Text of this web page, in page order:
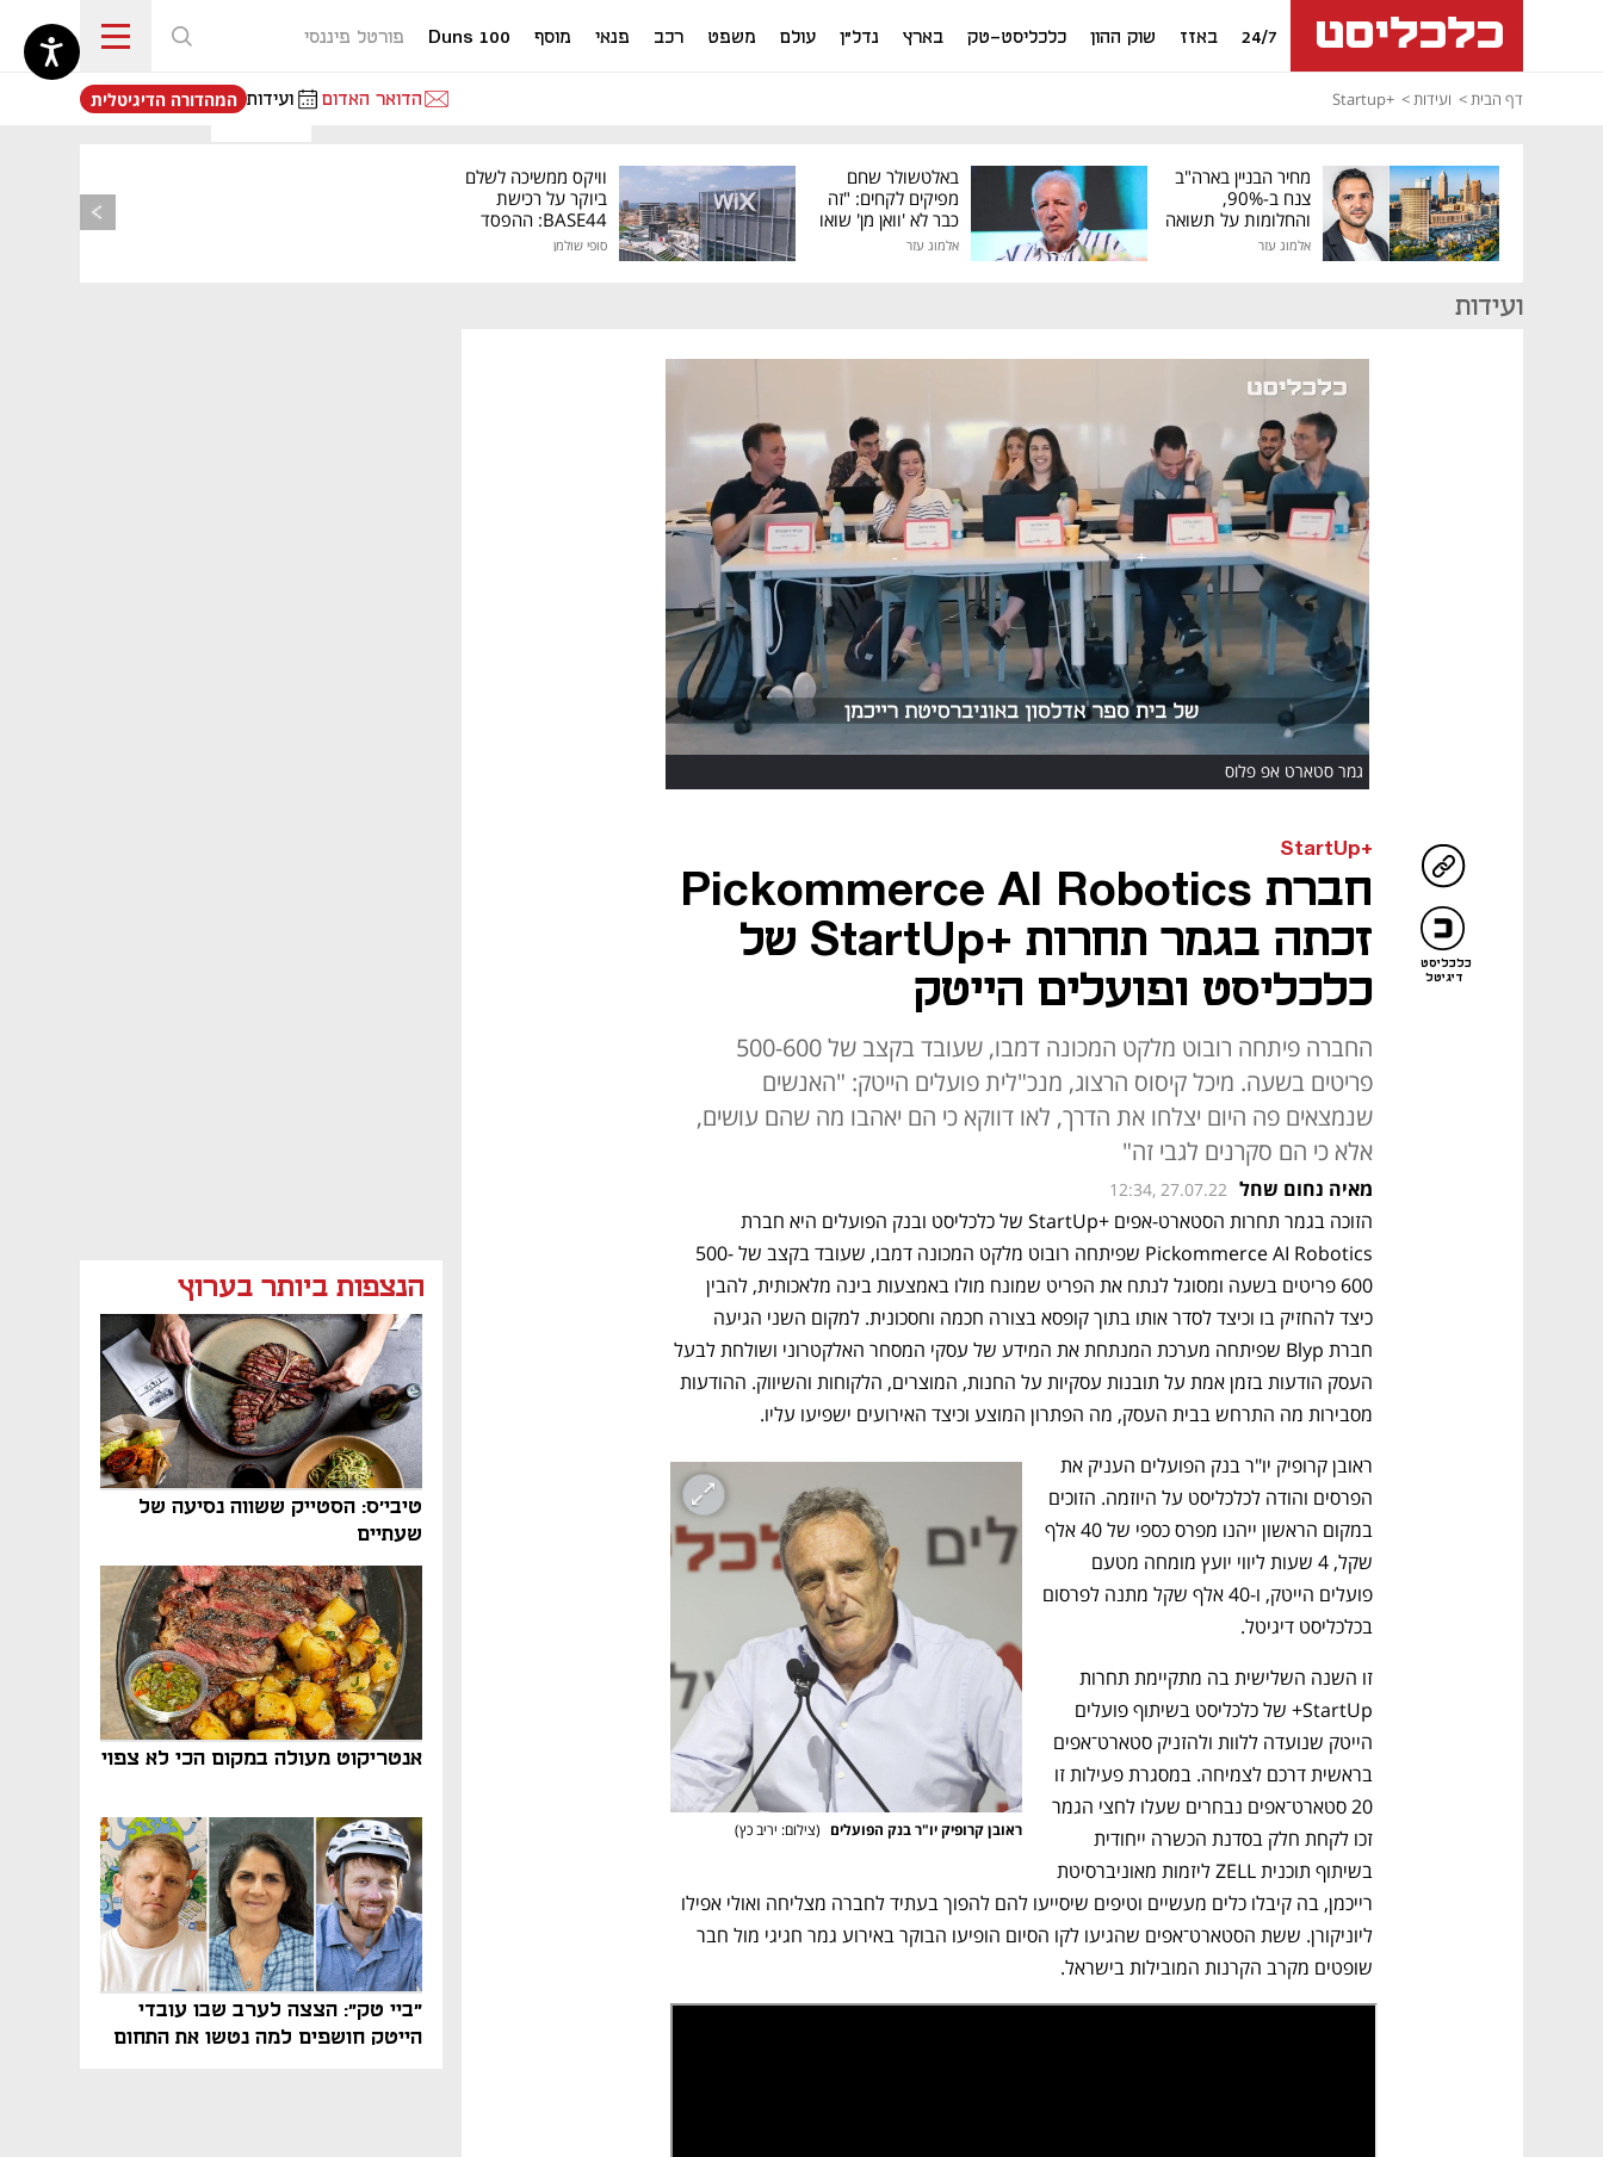
24/7 באזז שוק ההון כלכליסט-טק בארץ נדל"ן עולם משפט רכב פנאי מוסף Duns 100 פורטל פיננסי
דף הבית ועידות +Startup הדואר האדום ועידות
נפתח בכרטיסייה חדשה
המהדורה הדיגיטלית
מחיר הבניין בארה"ב
צנח ב-90%,
והחלומות על תשואה
גבוהה התנפצו
אלמוג עזר
באלטשולר שחם
מפיקים לקחים: "זה
כבר לא 'וואן מן' שואו
של גילעד"
אלמוג עזר
וויקס ממשיכה לשלם
ביוקר על רכישת
BASE44: ההפסד
סופי שולמן
ועידות
הנצפות ביותר בערוץ
טיבי'ס: הסטייק ששווה נסיעה של
שעתיים
אנטריקוט מעולה במקום הכי לא צפוי
"ביי טק": הצצה לערב שבו עובדי
הייטק חושפים למה נטשו את התחום
HD
גמר סטארט אפ פלוס
כלכליסט
דיגיטל
+StartUp
חברת Pickommerce AI Robotics
זכתה בגמר תחרות +StartUp של
כלכליסט ופועלים הייטק
החברה פיתחה רובוט מלקט המכונה דמבו, שעובד בקצב של 500-600
פריטים בשעה. מיכל קיסוס הרצוג, מנכ"לית פועלים הייטק: "האנשים
שנמצאים פה היום יצלחו את הדרך, לאו דווקא כי הם יאהבו מה שהם עושים,
אלא כי הם סקרנים לגבי זה"
מאיה נחום שחל 12:34, 27.07.22
Pickommerce AI Robotics שפיתחה רובוט מלקט המכונה דמבו, שעובד בקצב של 500-
מסבירות מה התרחש בבית העסק, מה הפתרון המוצע וכיצד האירועים ישפיעו עליו.
ראובן קרופיק יו"ר בנק הפועלים (צילום: יריב כץ)
בכלכליסט דיגיטל.
שופטים מקרב הקרנות המובילות בישראל.